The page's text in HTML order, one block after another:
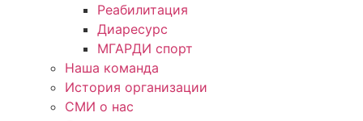
Реабилитация
Диаресурс
МГАРДИ спорт
Наша команда
История организации
СМИ о нас